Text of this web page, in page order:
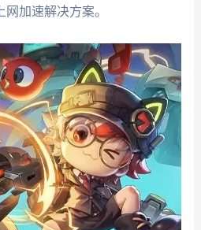
加速解决方案。